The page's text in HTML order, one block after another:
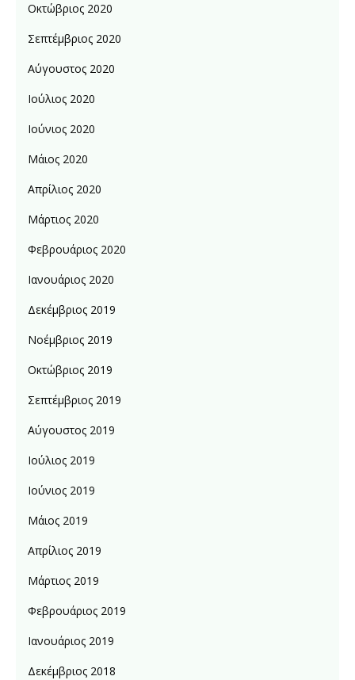
Οκτώβριος 2020
Σεπτέμβριος 2020
Αύγουστος 2020
Ιούλιος 2020
Ιούνιος 2020
Μάιος 2020
Απρίλιος 2020
Μάρτιος 2020
Φεβρουάριος 2020
Ιανουάριος 2020
Δεκέμβριος 2019
Νοέμβριος 2019
Οκτώβριος 2019
Σεπτέμβριος 2019
Αύγουστος 2019
Ιούλιος 2019
Ιούνιος 2019
Μάιος 2019
Απρίλιος 2019
Μάρτιος 2019
Φεβρουάριος 2019
Ιανουάριος 2019
Δεκέμβριος 2018